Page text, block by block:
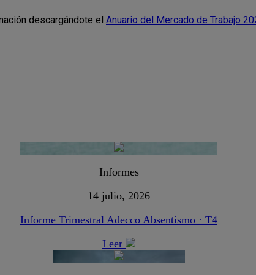
descargándote el Anuario del Mercado de Trabajo
Informes
14 julio, 2026
Informe Trimestral Adecco Absentismo · T4
Leer